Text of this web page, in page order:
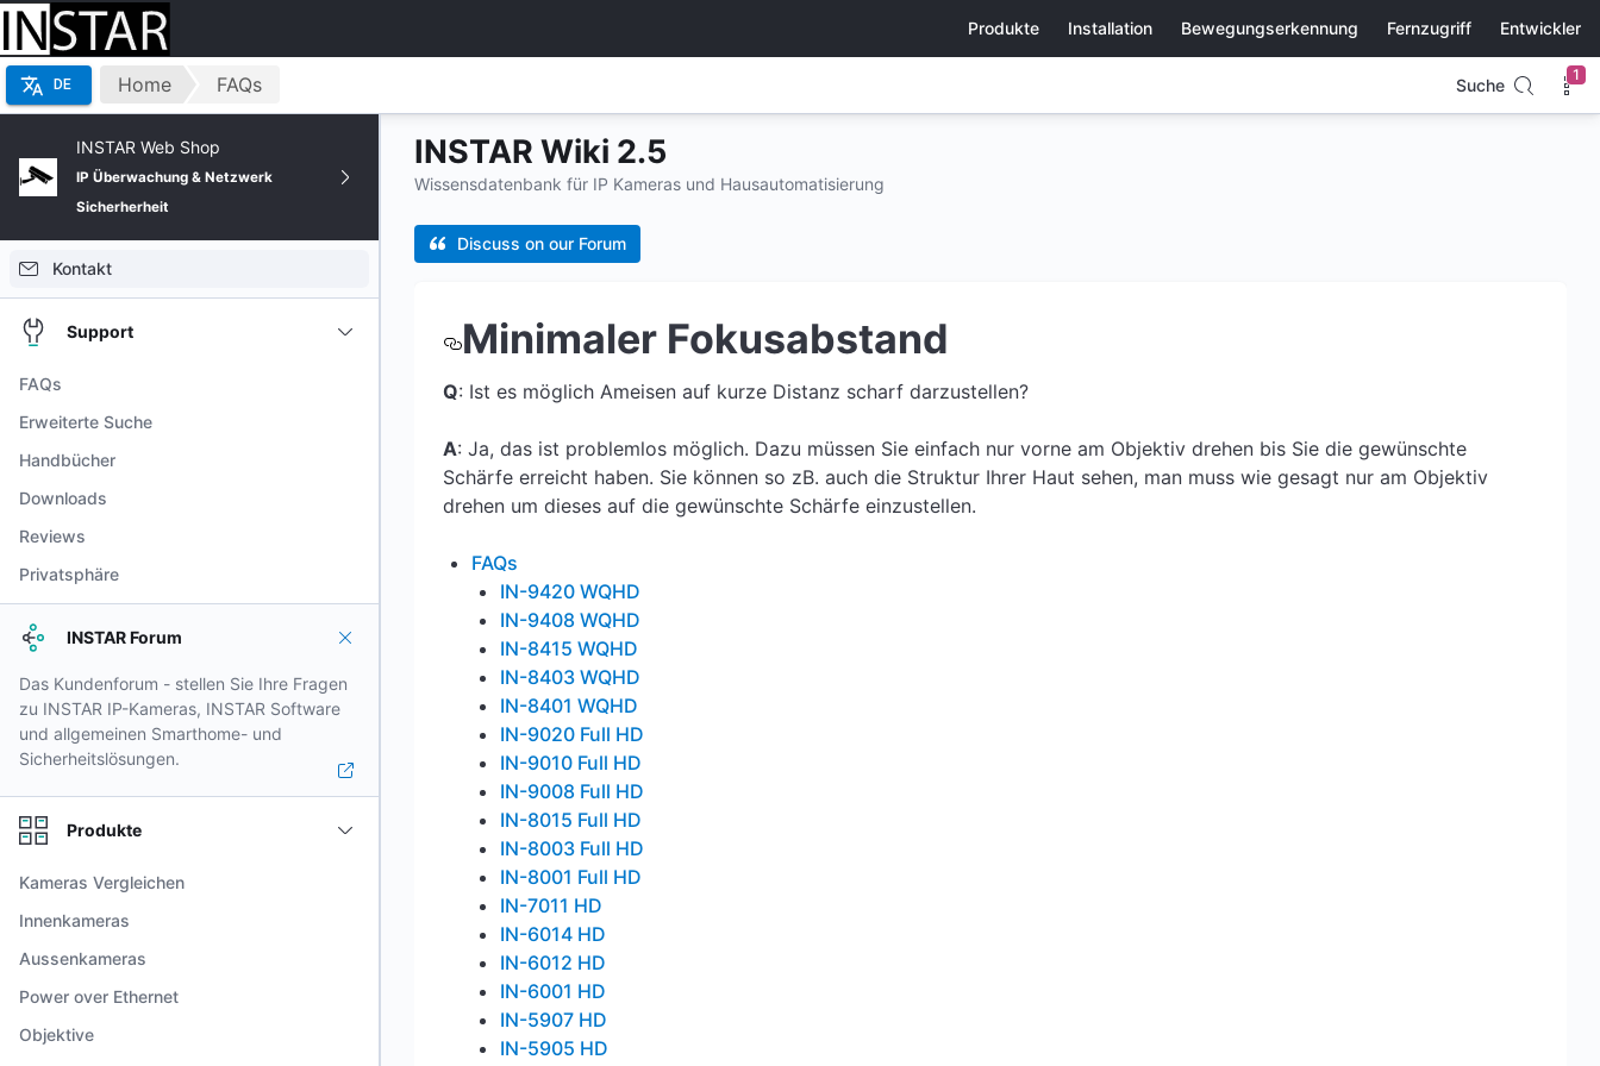
Produkte Installation Bewegungserkennung Fernzugriff Entwickler
INSTAR Web Shop
IP Überwachung & Netzwerk
Sicherherheit
Kontakt
Support
FAQs
Erweiterte Suche
Handbücher
Downloads
Reviews
Privatsphäre
INSTAR Forum
Das Kundenforum - stellen Sie Ihre Fragen
zu INSTAR IP-Kameras, INSTAR Software
und allgemeinen Smarthome- und
Sicherheitslösungen.
Produkte
Kameras Vergleichen
Innenkameras
Aussenkameras
Power over Ethernet
Objektive
Suche 1
INSTAR Wiki 2.5
Wissensdatenbank für IP Kameras und Hausautomatisierung
Discuss on our Forum
DE Home FAQs
Minimaler Fokusabstand
Q: Ist es möglich Ameisen auf kurze Distanz scharf darzustellen?
A: Ja, das ist problemlos möglich. Dazu müssen Sie einfach nur vorne am Objektiv drehen bis Sie die gewünschte
Schärfe erreicht haben. Sie können so zB. auch die Struktur Ihrer Haut sehen, man muss wie gesagt nur am Objektiv
drehen um dieses auf die gewünschte Schärfe einzustellen.
FAQs
IN-9420 WQHD
IN-9408 WQHD
IN-8415 WQHD
IN-8403 WQHD
IN-8401 WQHD
IN-9020 Full HD
IN-9010 Full HD
IN-9008 Full HD
IN-8015 Full HD
IN-8003 Full HD
IN-8001 Full HD
IN-7011 HD
IN-6014 HD
IN-6012 HD
IN-6001 HD
IN-5907 HD
IN-5905 HD